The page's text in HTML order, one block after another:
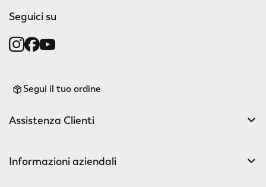
Seguici su
Segui il tuo ordine
Assistenza Clienti
Informazioni aziendali